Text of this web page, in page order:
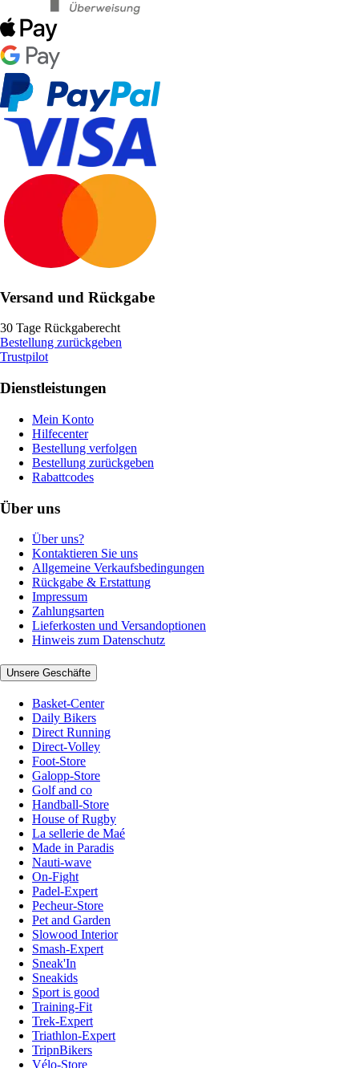
Versand und Rückgabe
30 Tage Rückgaberecht
Bestellung zurückgeben
Trustpilot
Dienstleistungen
Mein Konto
Hilfecenter
Bestellung verfolgen
Bestellung zurückgeben
Rabattcodes
Über uns
Über uns?
Kontaktieren Sie uns
Allgemeine Verkaufsbedingungen
Rückgabe & Erstattung
Impressum
Zahlungsarten
Lieferkosten und Versandoptionen
Hinweis zum Datenschutz
Unsere Geschäfte
Basket-Center
Daily Bikers
Direct Running
Direct-Volley
Foot-Store
Galopp-Store
Golf and co
Handball-Store
House of Rugby
La sellerie de Maé
Made in Paradis
Nauti-wave
On-Fight
Padel-Expert
Pecheur-Store
Pet and Garden
Slowood Interior
Smash-Expert
Sneak'In
Sneakids
Sport is good
Training-Fit
Trek-Expert
Triathlon-Expert
TripnBikers
Vélo-Store